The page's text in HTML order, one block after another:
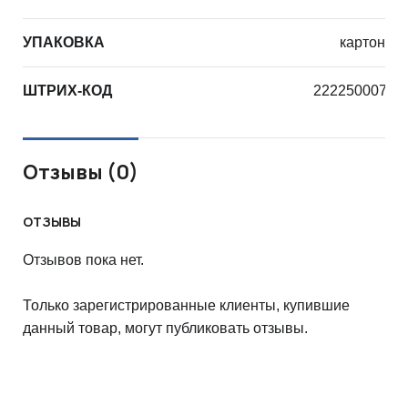
УПАКОВКА картон
ШТРИХ-КОД
Отзывы (0)
ОТЗЫВЫ
Отзывов пока нет.
Только зарегистрированные клиенты, купившие
данный товар, могут публиковать отзывы.